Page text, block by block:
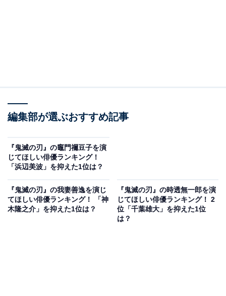
編集部が選ぶおすすめ記事
『鬼滅の刃』の竈門禰豆子を演
じてほしい俳優ランキング！
「浜辺美波」を抑えた1位は？
『鬼滅の刃』の我妻善逸を演じ
てほしい俳優ランキング！ 「神
木隆之介」を抑えた1位は？
『鬼滅の刃』の時透無一郎を演
じてほしい俳優ランキング！ 2
位「千葉雄大」を抑えた1位
は？